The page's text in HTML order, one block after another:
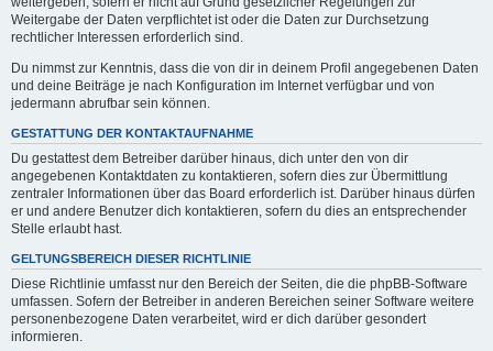
Weitergabe der Daten verpflichtet ist oder die Daten zur Durchsetzung
rechtlicher Interessen erforderlich sind.
Du nimmst zur Kenntnis, dass die von dir in deinem Profil angegebenen Daten
und deine Beiträge je nach Konfiguration im Internet verfügbar und von
jedermann abrufbar sein können.
GESTATTUNG DER KONTAKTAUFNAHME
Du gestattest dem Betreiber darüber hinaus, dich unter den von dir
angegebenen Kontaktdaten zu kontaktieren, sofern dies zur Übermittlung
zentraler Informationen über das Board erforderlich ist. Darüber hinaus dürfen
er und andere Benutzer dich kontaktieren, sofern du dies an entsprechender
Stelle erlaubt hast.
GELTUNGSBEREICH DIESER RICHTLINIE
Diese Richtlinie umfasst nur den Bereich der Seiten, die die phpBB-Software
umfassen. Sofern der Betreiber in anderen Bereichen seiner Software weitere
personenbezogene Daten verarbeitet, wird er dich darüber gesondert
informieren.